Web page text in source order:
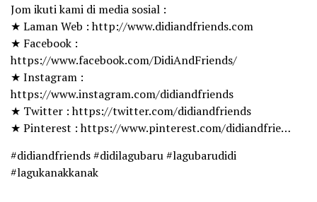
Jom ikuti kami di media sosial :
★ Laman Web : http://www.didiandfriends.com
★ Facebook :
https://www.facebook.com/DidiAndFriends/
★ Instagram :
https://www.instagram.com/didiandfriends
★ Twitter : https://twitter.com/didiandfriends
★ Pinterest : https://www.pinterest.com/didiandfrie…
#didiandfriends #didilagubaru #lagubarudidi
#lagukanakkanak